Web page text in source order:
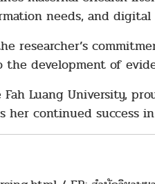
needs, and
researcher’s
development of
Fah Luang University,
her continued success